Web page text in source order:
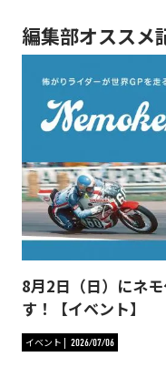
編集部オススメ
8月2日（日）にネ
す！【イベント】
イベント 2026/07/06